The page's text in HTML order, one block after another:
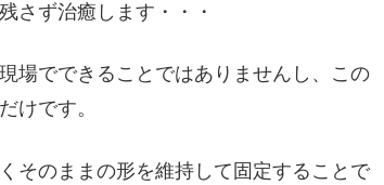
さず治癒します・・・
場でできることではありませんし、この
けです。
そのままの形を維持して固定することで